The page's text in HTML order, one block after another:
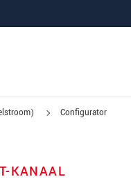
Configurator
KANAAL